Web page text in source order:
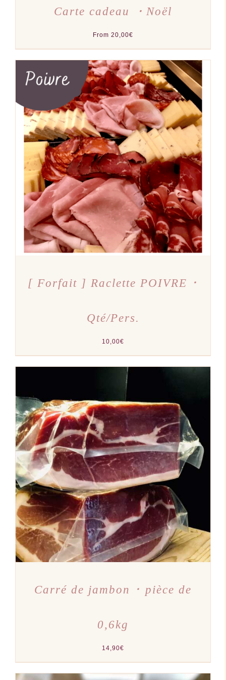
Carte cadeau ・Noël
From 20,00€
AJOUTER AU PANIER
/
DÉTAILS
[ Forfait ] Raclette POIVRE ･
Qté/Pers.
10,00€
AJOUTER AU PANIER
/
DÉTAILS
Carré de jambon ･ pièce de
0,6kg
14,90€